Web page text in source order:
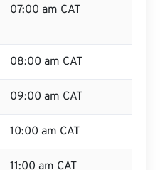
07:00 am CAT
08:00 am CAT
09:00 am CAT
10:00 am CAT
11:00 am CAT